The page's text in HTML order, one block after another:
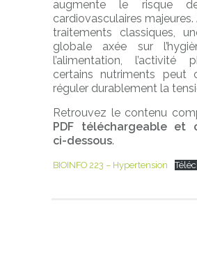
augmente le risque
cardiovasculaires
traitements classiques,
globale axée sur
l’alimentation, l’activité
certains nutriments peut
réguler durablement la
Retrouvez le contenu
PDF téléchargeable et
ci-dessous.
BIOINFO 223 – Hypertension